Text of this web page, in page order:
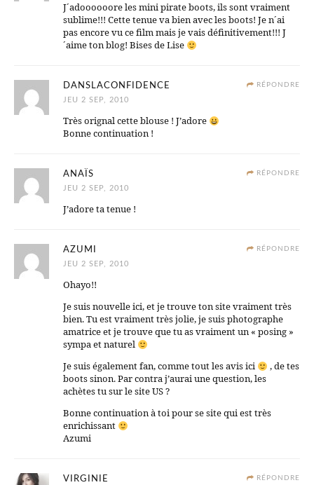
J´adoooooore les mini pirate boots, ils sont vraiment
sublime!!! Cette tenue va bien avec les boots! Je n´ai
pas encore vu ce film mais je vais définitivement!!! J
´aime ton blog! Bises de Lise
RÉPONDRE
DANSLACONFIDENCE
JEU 2 SEP, 2010
Très orignal cette blouse ! J’adore
Bonne continuation !
RÉPONDRE
ANAÏS
JEU 2 SEP, 2010
J’adore ta tenue !
RÉPONDRE
AZUMI
JEU 2 SEP, 2010
Ohayo!!
Je suis nouvelle ici, et je trouve ton site vraiment très
bien. Tu est vraiment très jolie, je suis photographe
amatrice et je trouve que tu as vraiment un « posing »
sympa et naturel
Je suis également fan, comme tout les avis ici
, de tes
boots sinon. Par contra j’aurai une question, les
achètes tu sur le site US ?
Bonne continuation à toi pour se site qui est très
enrichissant
Azumi
RÉPONDRE
VIRGINIE